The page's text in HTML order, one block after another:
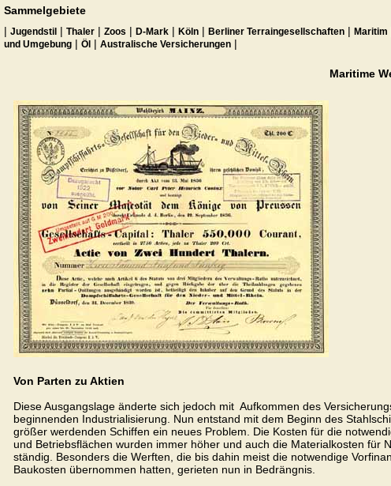
Sammelgebiete
| Jugendstil | Thaler | Zoos | D-Mark | Köln | Berliner Terraingesellschaften | Maritim
und Umgebung | Öl | Australische Versicherungen |
Maritime
Von Parten zu Aktien
Diese Ausgangslage änderte sich jedoch mit Aufkommen des
beginnenden Industrialisierung. Nun entstand mit dem Beginn des
größer werdenden Schiffen ein neues Problem. Die Kosten für die
und Betriebsflächen wurden immer höher und auch die Materialkosten für
ständig. Besonders die Werften, die bis dahin meist die notwendige
Baukosten übernommen hatten, gerieten nun in Bedrängnis.